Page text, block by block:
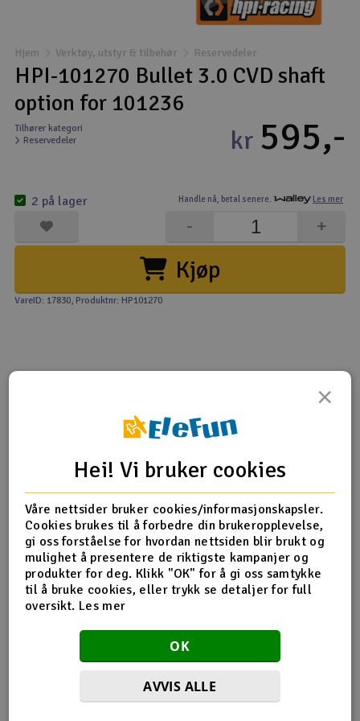
Droner
Droner for FPV
Fly
Helikopter
Kamerautstyr
Modellbygging, LEGO & byggesett
Modelljernbane
Radioutstyr
Raketter
Smarthjem, lek & hobby
Solenergi
Sparkesykler & elkjøretøy
Verktøy, utstyr & tilbehør
Hjem Verktøy, utstyr & tilbehør Reservedeler
HPI-101270 Bullet 3.0 CVD shaft
option for 101236
Tilhører kategori
Reservedeler
Handle nå, betal senere. Les mer
kr 595,-
Kjøp
+
-
2 på lager
VareID: 17830, Produktnr: HP101270
Produktinformasjon
HPI-101270 Bullet 3.0 CVD shaft set
Flere detaljer
Produktet er
forbundet med
HPI Bullet MT 3.0 RTR WP 2.4G
HPI Bullet ST 3.0 RTR WP 2.4G
×
Hei! Vi bruker cookies
Våre nettsider bruker cookies/informasjonskapsler.
Cookies brukes til å forbedre din brukeropplevelse,
gi oss forståelse for hvordan nettsiden blir brukt og
mulighet å presentere de riktigste kampanjer og
produkter for deg. Klikk "OK" for å gi oss samtykke
til å bruke cookies, eller trykk se detaljer for full
oversikt. Les mer
OK
AVVIS ALLE